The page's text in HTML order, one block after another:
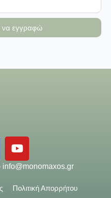
να εγγραφώ
info@monomaxos.gr
Πολιτική Απορρήτου